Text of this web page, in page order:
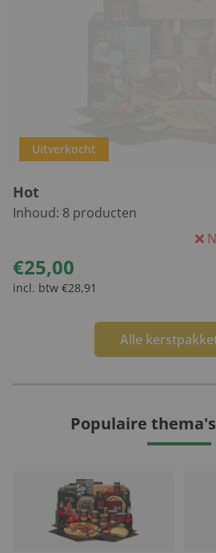
Uitverkocht
Hot
Inhoud: 8 producten
€25,00
incl. btw €28,91
Alle
Populaire